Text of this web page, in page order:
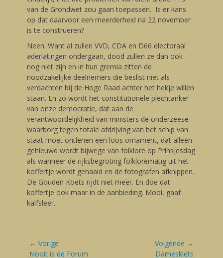
van de Grondwet zou gaan toepassen. Is er kans
op dat daarvoor een meerderheid na 22 november
is te construeren?
Neen. Want al zullen VVD, CDA en D66 electoraal
aderlatingen ondergaan, dood zullen ze dan ook
nog niet zijn en in hun gremia zitten de
noodzakelijke deelnemers die beslist niet als
verdachten bij de Hoge Raad achter het hekje willen
staan. En zo wordt het constitutionele plechtanker
van onze democratie, dat aan de
verantwoordelijkheid van ministers de onderzeese
waarborg tegen totale afdrijving van het schip van
staat moet ontlenen een loos ornament, dat alleen
gehieuwd wordt bijwege van folklore op Prinsjesdag
als wanneer de rijksbegroting folklorematig uit het
koffertje wordt gehaald en de fotografen afknippen.
De Gouden Koets rijdt niet meer. En doe dat
koffertje ook maar in de aanbieding. Mooi, gaaf
kalfsleer.
Bericht
← Vorige
Vorige
Nooit is de Forum
Volgende →
Damesklets